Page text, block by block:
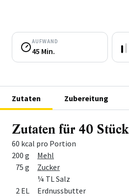
AUFWAND
45 Min.
Zutaten Zubereitung
Zutaten für 40 Stück
60 kcal pro Portion
Menge
Zutat
200 g
Mehl
75 g
Zucker
¼ TL Salz
2 EL
Erdnussbutter